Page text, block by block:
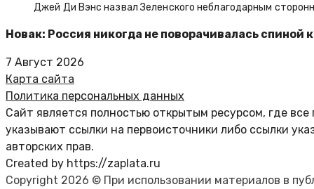
Джей Ди Вэнс назвал Зеленского неблагодарным
Новак: Россия никогда не поворачивалась
7 Август 2026
Карта сайта
Политика персональных данных
Сайт является полностью открытым ресурсом, где
указывают ссылки на первоисточники либо ссылки
авторских прав.
Created by https://zaplata.ru
Copyright 2026 © При использовании материалов в